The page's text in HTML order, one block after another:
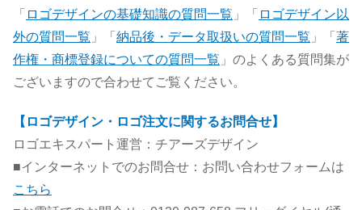
「 ロゴデザインの基礎知識の質問一覧 」「 ロゴデザイン以
外の質問一覧 」「 納品後・データ取扱いの質問一覧 」「 著
作権・商標登録についての質問一覧 」のよくある質問集が
ございますので合わせてご覧ください。
【ロゴデザイン・ロゴ注文に関するお問合せ】
ロゴエキスパート運営：チアーズデザイン
■インターネットでのお問合せ：お問い合わせフォームは
こちら